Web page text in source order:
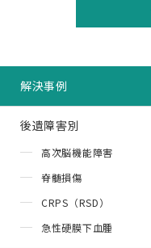
解決事例
後遺障害別
高次脳機能障害
脊髄損傷
CRPS（RSD）
急性硬膜下血腫